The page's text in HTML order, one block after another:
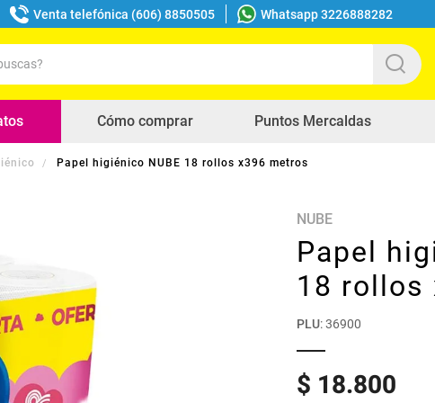
Venta telefónica (606) 8850505 Whatsapp 3226888282
Cómo comprar Puntos Mercaldas
Papel higiénico NUBE 18 rollos x396 metros
NUBE
Papel
18 rollos
PLU:36900
$ 18.800
buscados